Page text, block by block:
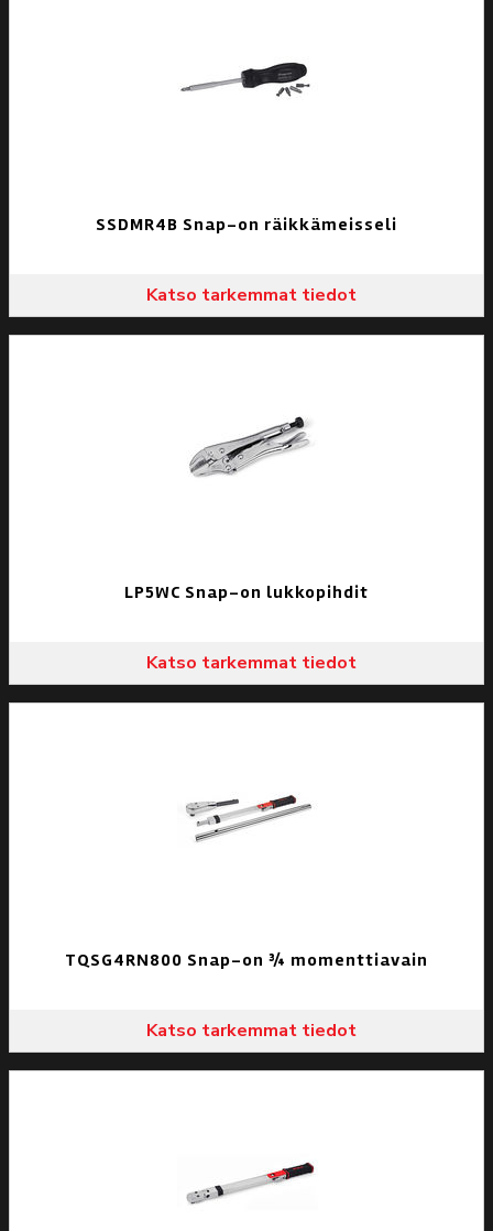
SSDMR4B Snap-on räikkämeisseli
Katso tarkemmat tiedot
LP5WC Snap-on lukkopihdit
Katso tarkemmat tiedot
TQSG4RN800 Snap-on ¾ momenttiavain
Katso tarkemmat tiedot